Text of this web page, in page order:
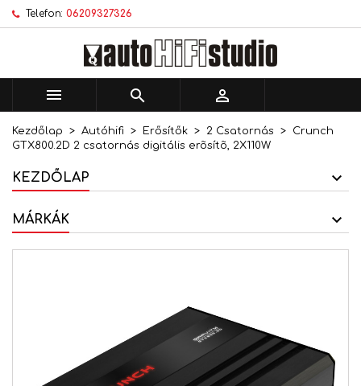
Telefon: 06209327326
  
Kezdőlap Autóhifi Erősítők 2 Csatornás
Crunch
GTX800.2D 2 csatornás digitális erõsítõ, 2X110W
KEZDŐLAP
MÁRKÁK
Kívánságlistáim ×
Új lista létrehozása
Kívánságlista létrehozása ×
Kívánságlista neve
Bejelentkezés ×
történő mentéséhez.
Mégsem Bejelentkezés